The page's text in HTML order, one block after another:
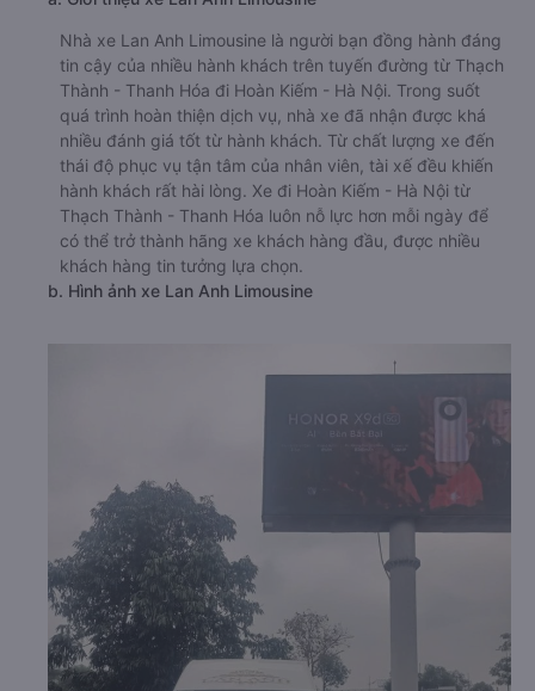
Nhà xe Lan Anh Limousine là người bạn đồng hành đáng
tin cậy của nhiều hành khách trên tuyến đường từ Thạch
Thành - Thanh Hóa đi Hoàn Kiếm - Hà Nội. Trong suốt
quá trình hoàn thiện dịch vụ, nhà xe đã nhận được khá
nhiều đánh giá tốt từ hành khách. Từ chất lượng xe đến
thái độ phục vụ tận tâm của nhân viên, tài xế đều khiến
hành khách rất hài lòng. Xe đi Hoàn Kiếm - Hà Nội từ
Thạch Thành - Thanh Hóa luôn nỗ lực hơn mỗi ngày để
có thể trở thành hãng xe khách hàng đầu, được nhiều
khách hàng tin tưởng lựa chọn.
b. Hình ảnh xe Lan Anh Limousine